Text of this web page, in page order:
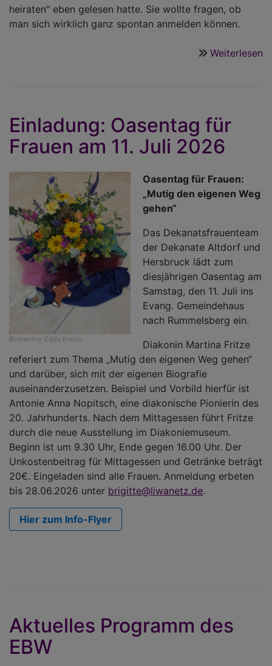
heiraten" eben gelesen hatte. Sie wollte fragen, ob
man sich wirklich ganz spontan anmelden können.
Weiterlesen
Einladung: Oasentag für
Frauen am 11. Juli 2026
Bildrechte Edda Kresin
Oasentag für Frauen:
„Mutig den eigenen Weg
gehen“
Das Dekanatsfrauenteam
der Dekanate Altdorf und
Hersbruck lädt zum
diesjährigen Oasentag am
Samstag, den 11. Juli ins
Evang. Gemeindehaus
nach Rummelsberg ein.
Diakonin Martina Fritze
referiert zum Thema „Mutig den eigenen Weg gehen“
und darüber, sich mit der eigenen Biografie
auseinanderzusetzen. Beispiel und Vorbild hierfür ist
Antonie Anna Nopitsch, eine diakonische Pionierin des
20. Jahrhunderts. Nach dem Mittagessen führt Fritze
durch die neue Ausstellung im Diakoniemuseum.
Beginn ist um 9.30 Uhr, Ende gegen 16.00 Uhr. Der
Unkostenbeitrag für Mittagessen und Getränke beträgt
20€. Eingeladen sind alle Frauen. Anmeldung erbeten
bis 28.06.2026 unter brigitte@liwanetz.de.
Hier zum Info-Flyer
Aktuelles Programm des
EBW